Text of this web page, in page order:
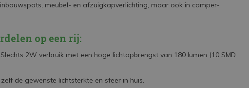
meubel- en afzuigkapverlichting, maar ook in camper-,
op een rij:
Slechts 2W verbruik met een hoge lichtopbrengst van 180 lumen (10 SMD
de gewenste lichtsterkte en sfeer in huis.